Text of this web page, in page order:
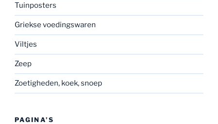
Tuinposters
Griekse voedingswaren
Viltjes
Zeep
Zoetigheden, koek, snoep
PAGINA’S